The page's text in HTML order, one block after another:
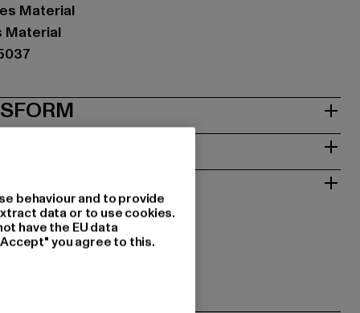
Material
Material
PASSFORM
behaviour and to provide
data or to use cookies.
have the EU data
you agree to this.